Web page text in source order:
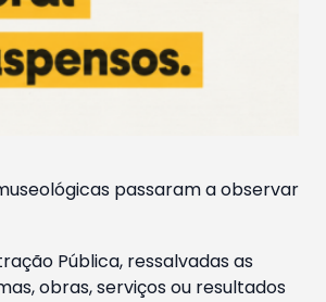
passaram a observar
Pública, ressalvadas as
obras, serviços ou resultados